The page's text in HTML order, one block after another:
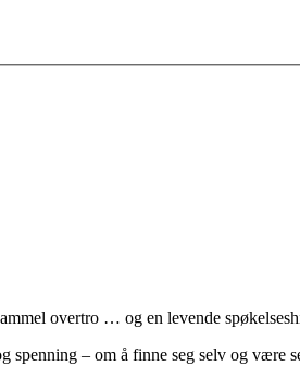
overtro … og en levende
– om å finne seg selv og være